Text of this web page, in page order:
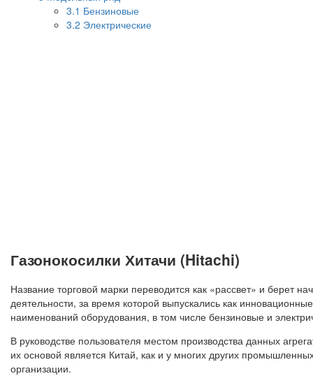
3.1 Бензиновые
3.2 Электрические
Газонокосилки Хитачи (Hitachi)
Название торговой марки переводится как «рассвет» и берет
деятельности, за время которой выпускались как
наименований оборудования, в том числе бензиновые и
В руководстве пользователя местом производства данных
их основой является Китай, как и у многих других
организации.